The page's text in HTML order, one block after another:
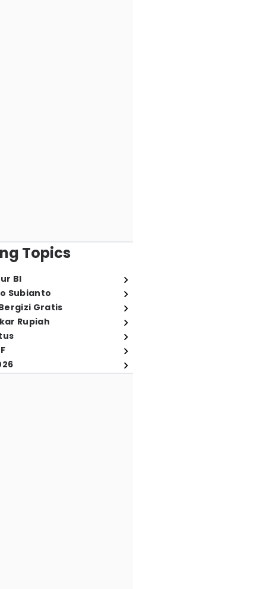
Topics
BI
Subianto
Gratis
Rupiah